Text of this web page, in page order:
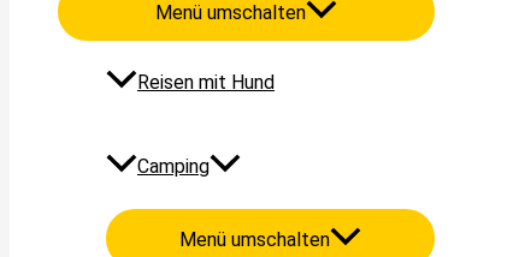
Menü umschalten
Reisen mit Hund
Camping
Menü umschalten